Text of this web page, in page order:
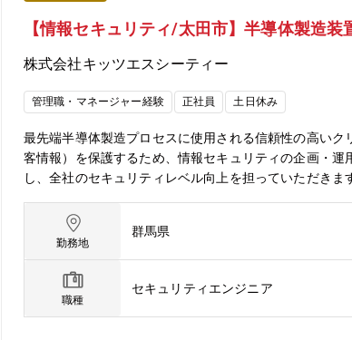
勤も可能。大宮から通勤している社員も複数名在籍有■
パニーとして成長してきました。現在では、航空・宇宙
す。「技術をもって社会の発展に貢献する」「人材こそ
こともIHIの大きな魅力です。最先端技術の追求と人材
【情報セキュリティ/太田市】半導体製造
株式会社キッツエスシーティー
管理職・マネージャー経験 正社員 土日休み
最先端半導体製造プロセスに使用される信頼性の高い
客情報）を保護するため、情報セキュリティの企画・
し、全社のセキュリティレベル向上を担っていただき
募集【組織構成】情報システム部配属先である情報シ
在籍）勤務地
群馬県
職種
セキュリティエンジニア